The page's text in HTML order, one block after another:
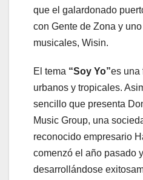
que el galardonado
con Gente de Zona y
musicales, Wisin.
El tema “Soy Yo”es una
urbanos y tropicales.
sencillo que presenta
Music Group, una
reconocido empresario
comenzó el año pasado
desarrollándose